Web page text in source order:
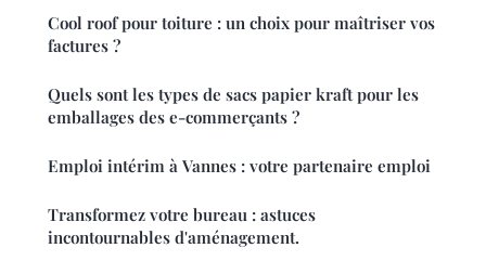
Cool roof pour toiture : un choix pour maîtriser vos
factures ?
Quels sont les types de sacs papier kraft pour les
emballages des e-commerçants ?
Emploi intérim à Vannes : votre partenaire emploi
Transformez votre bureau : astuces
incontournables d'aménagement.